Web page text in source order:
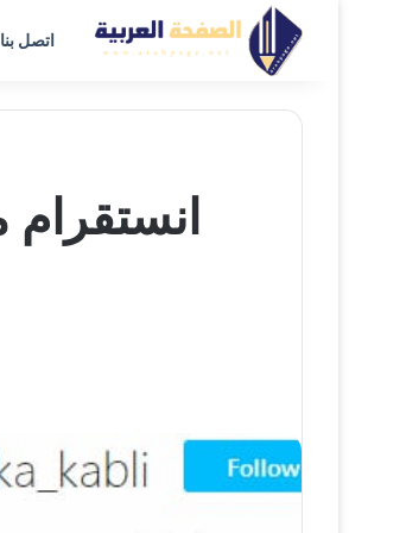
اتصل بنا